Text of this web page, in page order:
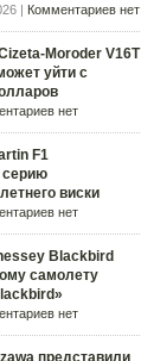
| Комментариев нет
Moroder V16T
уйти с
нет
F1
серию
виски
нет
Blackbird
самолету
нет
представили